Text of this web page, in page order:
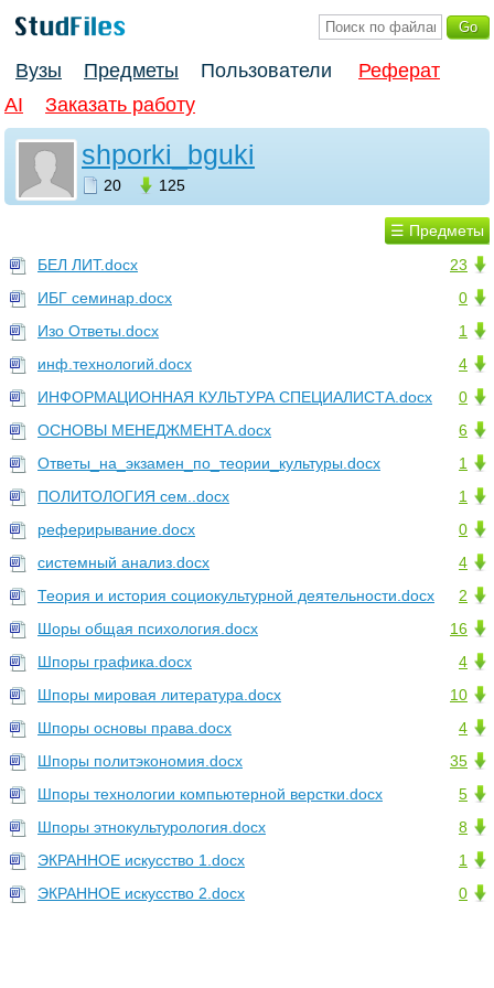
Вузы Предметы Пользователи
Реферат
AI
Заказать работу
shporki_bguki
20 125
☰ Предметы
23
БЕЛ ЛИТ.docx
0
ИБГ семинар.docx
1
Изо Ответы.docx
4
инф.технологий.docx
0
ИНФОРМАЦИОННАЯ КУЛЬТУРА СПЕЦИАЛИСТА.docx
6
ОСНОВЫ МЕНЕДЖМЕНТА.docx
1
Ответы_на_экзамен_по_теории_культуры.docx
1
ПОЛИТОЛОГИЯ сем..docx
0
реферирывание.docx
4
системный анализ.docx
2
Теория и история социокультурной деятельности.docx
16
Шоры общая психология.docx
4
Шпоры графика.docx
10
Шпоры мировая литература.docx
4
Шпоры основы права.docx
35
Шпоры политэкономия.docx
5
Шпоры технологии компьютерной верстки.docx
8
Шпоры этнокультурология.docx
1
ЭКРАННОЕ искусство 1.docx
0
ЭКРАННОЕ искусство 2.docx